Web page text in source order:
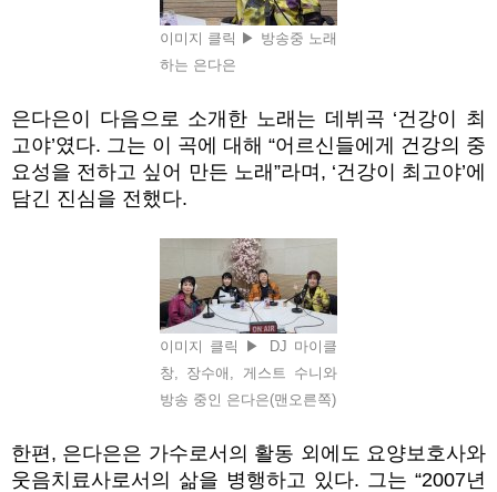
이미지 클릭 ▶ 방송중 노래
하는 은다은
은다은이 다음으로 소개한 노래는 데뷔곡 ‘건강이 최
고야’였다. 그는 이 곡에 대해 “어르신들에게 건강의 중
요성을 전하고 싶어 만든 노래”라며, ‘건강이 최고야’에
담긴 진심을 전했다.
이미지 클릭 ▶ DJ 마이클
창, 장수애, 게스트 수니와
방송 중인 은다은(맨오른쪽)
한편, 은다은은 가수로서의 활동 외에도 요양보호사와
웃음치료사로서의 삶을 병행하고 있다. 그는 “2007년